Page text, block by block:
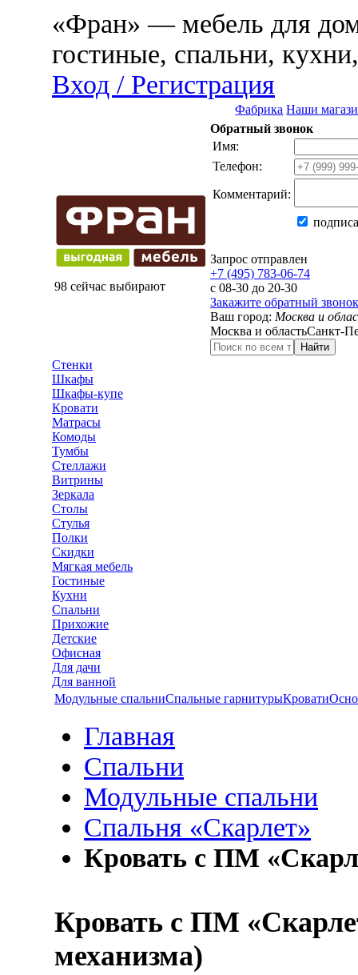
«Фран» — мебель для
гостиные, спальни,
Вход / Регистрация
Фабрика Наши
98 сейчас выбирают
Обратный звонок
Имя:
Телефон:
Комментарий:
Запрос отправлен
+7 (495) 783-06-74
с 08-30 до 20-30
Закажите обратный звонок
Ваш город: Москва и
Москва и областьСанкт-
Найти
Стенки
Шкафы
Шкафы-купе
Кровати
Матрасы
Комоды
Тумбы
Стеллажи
Витрины
Зеркала
Столы
Стулья
Полки
Скидки
Мягкая мебель
Гостиные
Кухни
Спальни
Прихожие
Детские
Офисная
Для дачи
Для ванной
Модульные спальниСпальные гарнитурыКровати
Главная
Спальни
Модульные спальни
Спальня «Скарлет»
Кровать с ПМ
Кровать с ПМ
механизма)